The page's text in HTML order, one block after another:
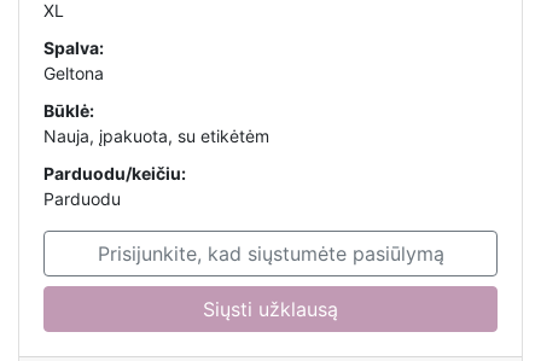
XL
Spalva:
Geltona
Būklė:
Nauja, įpakuota, su etikėtėm
Parduodu/keičiu:
Parduodu
Prisijunkite, kad siųstumėte pasiūlymą
Siųsti užklausą